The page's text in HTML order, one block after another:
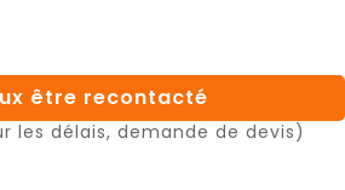
être recontacté
les délais, demande de devis)